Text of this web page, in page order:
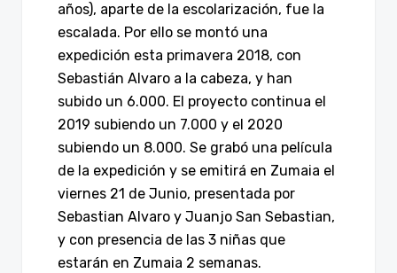
años), aparte de la escolarización, fue la
escalada. Por ello se montó una
expedición esta primavera 2018, con
Sebastián Alvaro a la cabeza, y han
subido un 6.000. El proyecto continua el
2019 subiendo un 7.000 y el 2020
subiendo un 8.000. Se grabó una película
de la expedición y se emitirá en Zumaia el
viernes 21 de Junio, presentada por
Sebastian Alvaro y Juanjo San Sebastian,
y con presencia de las 3 niñas que
estarán en Zumaia 2 semanas.